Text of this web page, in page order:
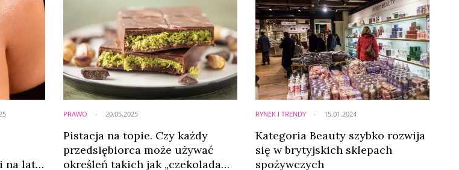
na lato
PRAWO
Pistacja na topie. Czy każdy
przedsiębiorca może używać
określeń takich jak „czekolada
20.05.2025 RYNEK I TRENDY
Kategoria Beauty szybko rozwija
się w brytyjskich sklepach
spożywczych
15.01.2024